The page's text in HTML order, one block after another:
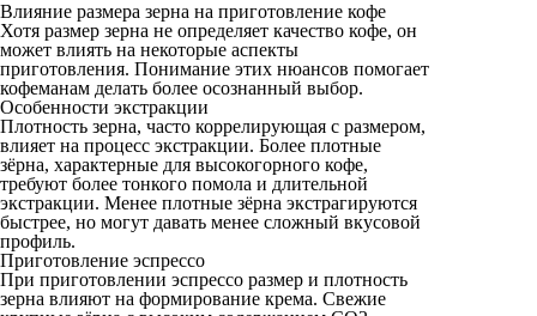
Влияние размера зерна на приготовление кофе
Хотя размер зерна не определяет качество кофе, он
может влиять на некоторые аспекты
приготовления. Понимание этих нюансов помогает
кофеманам делать более осознанный выбор.
Особенности экстракции
Плотность зерна, часто коррелирующая с размером,
влияет на процесс экстракции. Более плотные
зёрна, характерные для высокогорного кофе,
требуют более тонкого помола и длительной
экстракции. Менее плотные зёрна экстрагируются
быстрее, но могут давать менее сложный вкусовой
профиль.
Приготовление эспрессо
При приготовлении эспрессо размер и плотность
зерна влияют на формирование крема. Свежие